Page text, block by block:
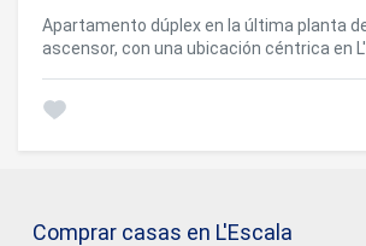
Apartamento dúplex en la última planta
ascensor, con una ubicación céntrica en
de baño con bañera, un cuarto de ducha,
con ventanas de doble acristalamiento
Comprar casas en L'Escala